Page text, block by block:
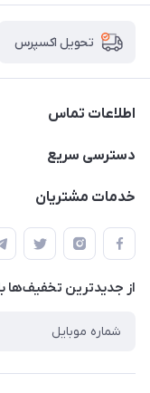
تحویل اکسپرس
اطلاعات تماس
09120346631
دسترسی سریع
حساب کاربری
لیست محصولات
درباره ما
خدمات مشتریان
قوانین و مقررات
حریم خصوصی
راهنما
از جدید‌ترین تخفیف‌ها